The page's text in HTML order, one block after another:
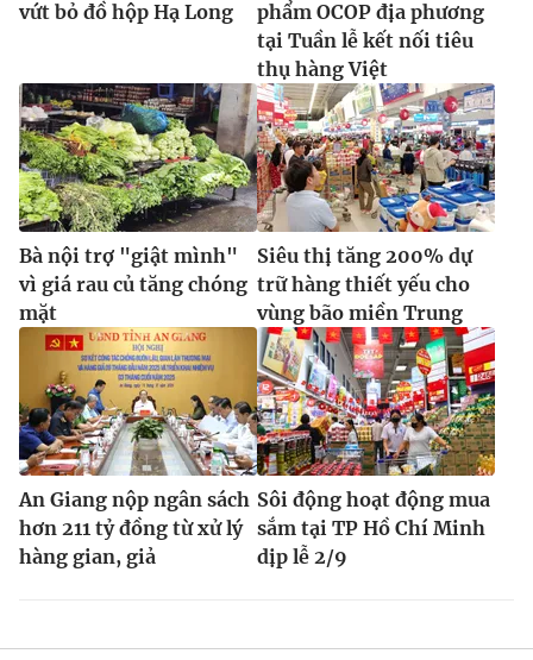
Ðiện thoại Thời báo VTV:024.66 897 897
Liên hệ quảng cáo:024-7300.7108
® Cấm sao chép dưới mọi hình thức nếu không có sự chấp
thuận bằng văn bản. Ghi rõ nguồn VTV.vn khi phát hành lại
thông tin từ website này.
vứt bỏ đồ hộp Hạ Long
phẩm OCOP địa phương
tại Tuần lễ kết nối tiêu
thụ hàng Việt
Bà nội trợ "giật mình"
vì giá rau củ tăng chóng
mặt
Siêu thị tăng 200% dự
trữ hàng thiết yếu cho
vùng bão miền Trung
An Giang nộp ngân sách
hơn 211 tỷ đồng từ xử lý
hàng gian, giả
Sôi động hoạt động mua
sắm tại TP Hồ Chí Minh
dịp lễ 2/9